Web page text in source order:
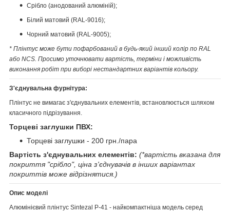
Срібло (анодований алюміній);
Білий матовий (RAL-9016);
Чорний матовий (RAL-9005);
* Плінтус може бути пофарбований в будь-який інший колір по RAL
або NCS. Просимо уточнювати вартість, терміни і можливість
виконання робіт при виборі нестандартних варіантів кольору.
З'єднувальна фурнітура:
Плінтус не вимагає з'єднувальних елементів, встановлюється шляхом
класичного підрізування.
Торцеві заглушки ПВХ:
Торцеві заглушки - 200 грн./пара
Вартість з'єднувальних елементів: (*вартість вказана для
покриття "срібло", ціна з'єднувачів в інших варіантах
покриттів може відрізнятися.)
Опис моделі
Алюмінієвий плінтус Sintezal P-41 - найкомпактніша модель серед